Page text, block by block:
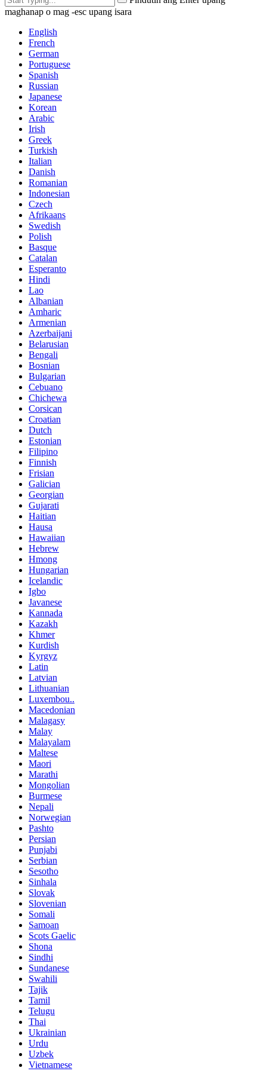
maghanap o mag -esc upang isara
English
French
German
Portuguese
Spanish
Russian
Japanese
Korean
Arabic
Irish
Greek
Turkish
Italian
Danish
Romanian
Indonesian
Czech
Afrikaans
Swedish
Polish
Basque
Catalan
Esperanto
Hindi
Lao
Albanian
Amharic
Armenian
Azerbaijani
Belarusian
Bengali
Bosnian
Bulgarian
Cebuano
Chichewa
Corsican
Croatian
Dutch
Estonian
Filipino
Finnish
Frisian
Galician
Georgian
Gujarati
Haitian
Hausa
Hawaiian
Hebrew
Hmong
Hungarian
Icelandic
Igbo
Javanese
Kannada
Kazakh
Khmer
Kurdish
Kyrgyz
Latin
Latvian
Lithuanian
Luxembou..
Macedonian
Malagasy
Malay
Malayalam
Maltese
Maori
Marathi
Mongolian
Burmese
Nepali
Norwegian
Pashto
Persian
Punjabi
Serbian
Sesotho
Sinhala
Slovak
Slovenian
Somali
Samoan
Scots Gaelic
Shona
Sindhi
Sundanese
Swahili
Tajik
Tamil
Telugu
Thai
Ukrainian
Urdu
Uzbek
Vietnamese